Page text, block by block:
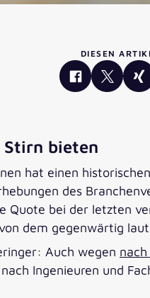
DIESEN
Stirn bieten
hat einen
des
bei der letzten
dem gegenwärtig
Auch wegen
Ingenieuren und